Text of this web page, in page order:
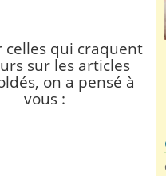
celles qui craquent
sur les articles
on a pensé à
vous :